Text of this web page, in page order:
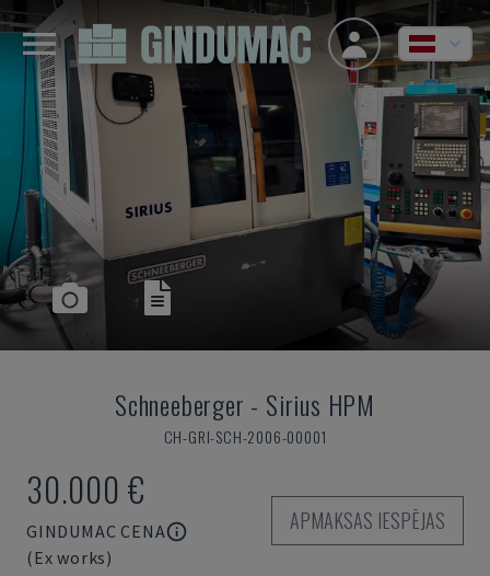
Schneeberger - Sirius HPM
CH-GRI-SCH-2006-00001
30.000 €
GINDUMAC CENA
(Ex works)
APMAKSAS IESPĒJAS